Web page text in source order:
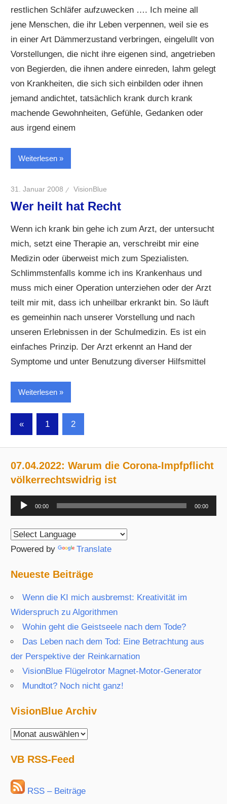
restlichen Schläfer aufzuwecken …. Ich meine all
jene Menschen, die ihr Leben verpennen, weil sie es
in einer Art Dämmerzustand verbringen, eingelullt von
Vorstellungen, die nicht ihre eigenen sind, angetrieben
von Begierden, die ihnen andere einreden, lahm gelegt
von Krankheiten, die sich sich einbilden oder ihnen
jemand andichtet, tatsächlich krank durch krank
machende Gewohnheiten, Gefühle, Gedanken oder
aus irgend einem
Weiterlesen
31. Januar 2008 VisionBlue
Wer heilt hat Recht
Wenn ich krank bin gehe ich zum Arzt, der untersucht
mich, setzt eine Therapie an, verschreibt mir eine
Medizin oder überweist mich zum Spezialisten.
Schlimmstenfalls komme ich ins Krankenhaus und
muss mich einer Operation unterziehen oder der Arzt
teilt mir mit, dass ich unheilbar erkrankt bin. So läuft
es gemeinhin nach unserer Vorstellung und nach
unseren Erlebnissen in der Schulmedizin. Es ist ein
einfaches Prinzip. Der Arzt erkennt an Hand der
Symptome und unter Benutzung diverser Hilfsmittel
Weiterlesen
Seitennummerierung
Beiträge
«Vorherige
Beiträge
1 2
07.04.2022: Warum die Corona-Impfpflicht
völkerrechtswidrig ist
Audio-
Player
00:00 00:00
Powered by Translate
Neueste Beiträge
Wenn die KI mich ausbremst: Kreativität im
Widerspruch zu Algorithmen
Wohin geht die Geistseele nach dem Tode?
Das Leben nach dem Tod: Eine Betrachtung aus
der Perspektive der Reinkarnation
VisionBlue Flügelrotor Magnet-Motor-Generator
Mundtot? Noch nicht ganz!
VisionBlue Archiv
VisionBlue
VB RSS-Feed
RSS – Beiträge